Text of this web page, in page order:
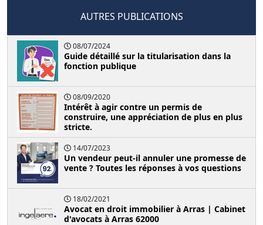
AUTRES PUBLICATIONS
08/07/2024
Guide détaillé sur la titularisation dans la
fonction publique
08/09/2020
Intérêt à agir contre un permis de
construire, une appréciation de plus en plus
stricte.
14/07/2023
Un vendeur peut-il annuler une promesse de
vente ? Toutes les réponses à vos questions
18/02/2021
Avocat en droit immobilier à Arras | Cabinet
d'avocats à Arras 62000